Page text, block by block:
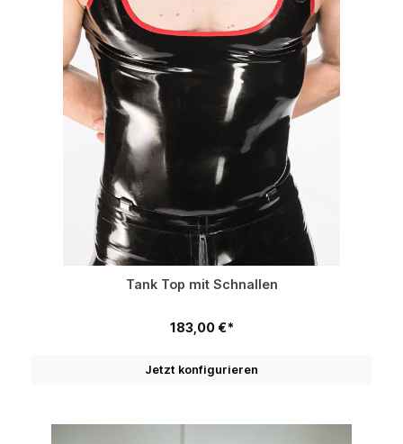
Tank Top mit Schnallen
183,00 €*
Jetzt konfigurieren